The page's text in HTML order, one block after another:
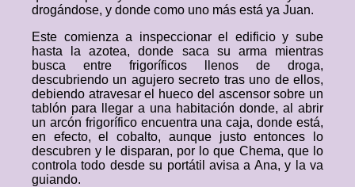
drogándose, y donde como uno más está ya Juan.
Este comienza a inspeccionar el edificio y sube
hasta la azotea, donde saca su arma mientras
busca entre frigoríficos llenos de droga,
descubriendo un agujero secreto tras uno de ellos,
debiendo atravesar el hueco del ascensor sobre un
tablón para llegar a una habitación donde, al abrir
un arcón frigorífico encuentra una caja, donde está,
en efecto, el cobalto, aunque justo entonces lo
descubren y le disparan, por lo que Chema, que lo
controla todo desde su portátil avisa a Ana, y la va
guiando.